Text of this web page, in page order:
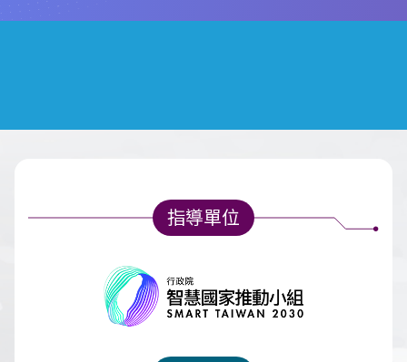
指導單位